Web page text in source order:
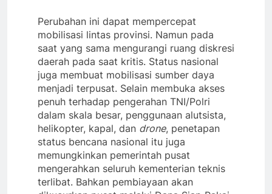
Perubahan ini dapat mempercepat
mobilisasi lintas provinsi. Namun pada
saat yang sama mengurangi ruang diskresi
daerah pada saat kritis. Status nasional
juga membuat mobilisasi sumber daya
menjadi terpusat. Selain membuka akses
penuh terhadap pengerahan TNI/Polri
dalam skala besar, penggunaan alutsista,
helikopter, kapal, dan drone, penetapan
status bencana nasional itu juga
memungkinkan pemerintah pusat
mengerahkan seluruh kementerian teknis
terlibat. Bahkan pembiayaan akan